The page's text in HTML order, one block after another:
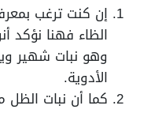
إن كنت ترغب
الظاء فهنا نؤكد
وهو نبات شهير
الأدوية.
كما أن نبات الظل